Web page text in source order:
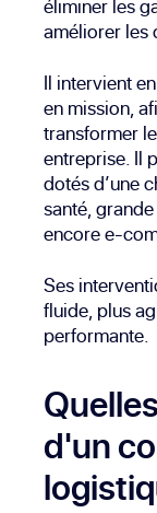
éliminer les
améliorer les
Il intervient
en mission,
transformer
entreprise. Il
dotés d’une
santé,
encore e-
Ses
fluide, plus
performante.
d'un